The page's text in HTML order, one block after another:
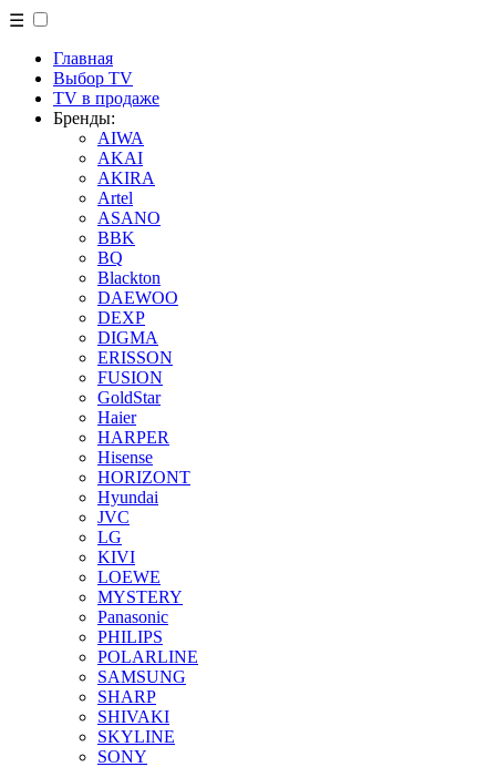
☰
Главная
Выбор TV
TV в продаже
Бренды:
AIWA
AKAI
AKIRA
Artel
ASANO
BBK
BQ
Blackton
DAEWOO
DEXP
DIGMA
ERISSON
FUSION
GoldStar
Haier
HARPER
Hisense
HORIZONT
Hyundai
JVC
LG
KIVI
LOEWE
MYSTERY
Panasonic
PHILIPS
POLARLINE
SAMSUNG
SHARP
SHIVAKI
SKYLINE
SONY